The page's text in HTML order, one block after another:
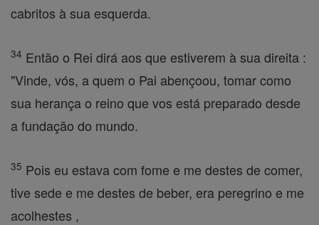
cabritos à sua esquerda.
34 Então o Rei dirá aos que estiverem à sua direita :
"Vinde, vós, a quem o Pai abençoou, tomar como
sua herança o reino que vos está preparado desde
a fundação do mundo.
35 Pois eu estava com fome e me destes de comer,
tive sede e me destes de beber, era peregrino e me
acolhestes ,